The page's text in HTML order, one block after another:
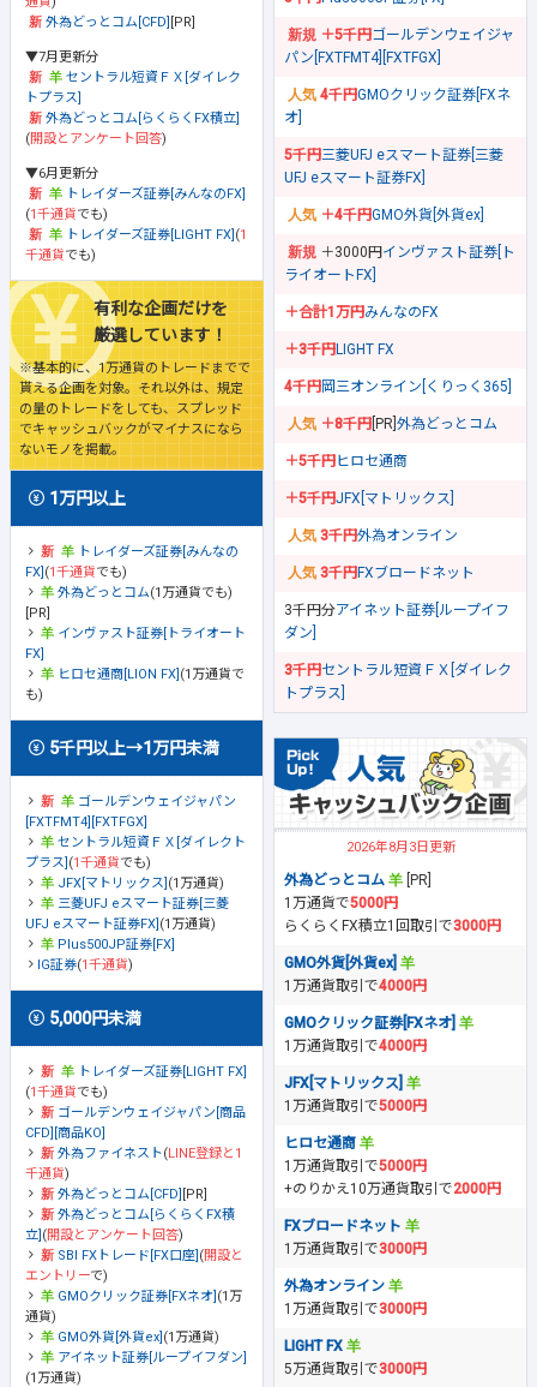
外為どっとコム[CFD] [PR]
▼7月更新分
セントラル短資ＦＸ[ダイレク
トプラス]
外為どっとコム[らくらくFX積立]
(開設とアンケート回答)
▼6月更新分
トレイダーズ証券[みんなのFX]
(1千通貨でも)
トレイダーズ証券[LIGHT FX] (1
千通貨でも)
有利な企画だけを
厳選しています！
※基本的に、1万通貨のトレードまでで
貰える企画を対象。それ以外は、規定
の量のトレードをしても、スプレッド
でキャッシュバックがマイナスになら
ないモノを掲載。
1万円以上
トレイダーズ証券[みんなの
FX] (1千通貨でも)
外為どっとコム(1万通貨でも)
[PR]
インヴァスト証券[トライオート
FX]
ヒロセ通商[LION FX] (1万通貨で
も)
5千円以上→1万円未満
ゴールデンウェイジャパン
[FXTFMT4][FXTFGX]
セントラル短資ＦＸ[ダイレクト
プラス] (1千通貨でも)
JFX[マトリックス] (1万通貨)
三菱UFJ eスマート証券[三菱
UFJ eスマート証券FX] (1万通貨)
Plus500JP証券[FX]
IG証券(1千通貨)
5,000円未満
トレイダーズ証券[LIGHT FX]
(1千通貨でも)
ゴールデンウェイジャパン[商品
CFD][商品KO]
外為ファイネスト(LINE登録と1
千通貨)
外為どっとコム[CFD] [PR]
外為どっとコム[らくらくFX積
立] (開設とアンケート回答)
SBI FXトレード[FX口座] (開設と
エントリーで)
GMOクリック証券[FXネオ] (1万
通貨)
GMO外貨[外貨ex] (1万通貨)
アイネット証券[ループイフダン]
(1万通貨)
＋5千円ゴールデンウェイジャ
パン[FXTFMT4][FXTFGX]
4千円GMOクリック証券[FXネ
オ]
5千円三菱UFJ eスマート証券[三菱
UFJ eスマート証券FX]
＋4千円GMO外貨[外貨ex]
＋3000円 インヴァスト証券[ト
ライオートFX]
＋合計1万円みんなのFX
＋3千円LIGHT FX
4千円岡三オンライン[くりっく365]
＋8千円 [PR] 外為どっとコム
＋5千円ヒロセ通商
＋5千円JFX[マトリックス]
3千円外為オンライン
3千円FXブロードネット
3千円分アイネット証券[ループイフ
ダン]
3千円セントラル短資ＦＸ[ダイレク
トプラス]
2026年8月3日更新
外為どっとコム
[PR]
1万通貨で5000円
らくらくFX積立1回取引で3000円
GMO外貨[外貨ex]
1万通貨取引で4000円
GMOクリック証券[FXネオ]
1万通貨取引で4000円
JFX[マトリックス]
1万通貨取引で5000円
ヒロセ通商
1万通貨取引で5000円
+のりかえ10万通貨取引で2000円
FXブロードネット
1万通貨取引で3000円
外為オンライン
1万通貨取引で3000円
LIGHT FX
5万通貨取引で3000円